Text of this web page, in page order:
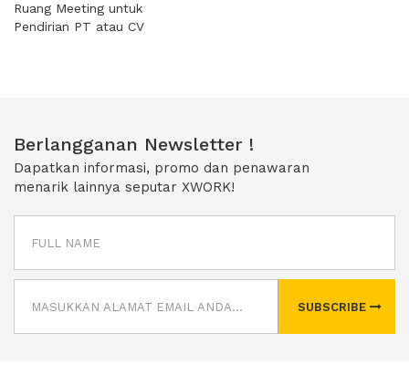
Ruang Meeting untuk
Pendirian PT atau CV
Berlangganan Newsletter !
Dapatkan informasi, promo dan penawaran
menarik lainnya seputar XWORK!
SUBSCRIBE